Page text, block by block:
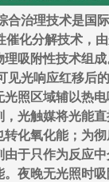
治理技术是国际
化分解技术，由
吸附性技术组成
光响应红移后的
照区域辅以热
光触媒将光能
化氧化能；为
于只作为反应
夜晚无光照时